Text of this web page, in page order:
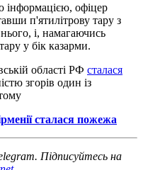
інформацією, офіцер
п'ятилітрову тару з
і, намагаючись
у бік казарми.
області РФ сталася
згорів один із
сталася пожежа
Підписуйтесь на